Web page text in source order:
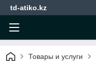
td-atiko.kz
Товары и услуги